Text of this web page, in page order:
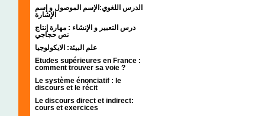
الدرس اللغوي:الإسم الموصول و إسم
الإشارة
درس التعبير و الإنشاء : مهارة إنتاج
نص حجاجي
علم البيئة: الايكولوجيا
Etudes supérieures en France :
comment trouver sa voie ?
Le système énonciatif : le
discours et le récit
Le discours direct et indirect:
cours et exercices